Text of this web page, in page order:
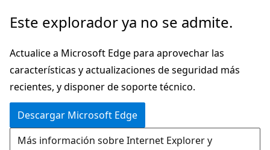
Ir
contenido
principal
Ir
la
navegación
en
la
página
Este explorador ya no se admite.
Actualice a Microsoft Edge para aprovechar las
características y actualizaciones de seguridad más
recientes, y disponer de soporte técnico.
Descargar Microsoft Edge
Más información sobre Internet Explorer y